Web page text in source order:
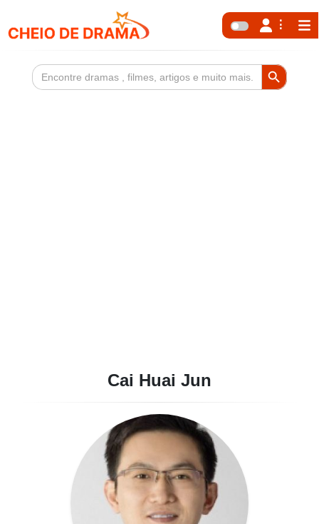
Search
for:
Search Button
Cai Huai Jun